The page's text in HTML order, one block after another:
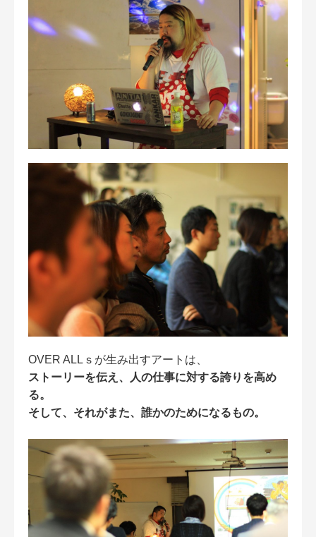
OVER ALLｓが生み出すアートは、
ストーリーを伝え、人の仕事に対する誇りを高め
る。
そして、それがまた、誰かのためになるもの。